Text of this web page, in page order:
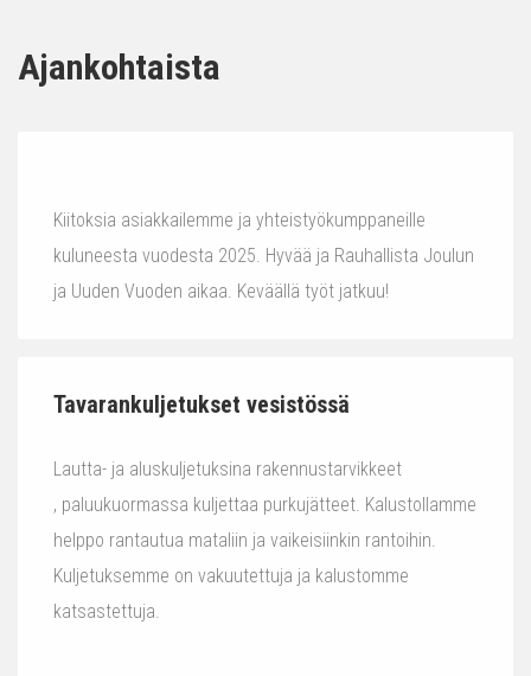
Ajankohtaista
Kiitoksia asiakkailemme ja yhteistyökumppaneille
kuluneesta vuodesta 2025. Hyvää ja Rauhallista Joulun
ja Uuden Vuoden aikaa. Keväällä työt jatkuu!
Tavarankuljetukset vesistössä
Lautta- ja aluskuljetuksina rakennustarvikkeet
, paluukuormassa kuljettaa purkujätteet. Kalustollamme
helppo rantautua mataliin ja vaikeisiinkin rantoihin.
Kuljetuksemme on vakuutettuja ja kalustomme
katsastettuja.